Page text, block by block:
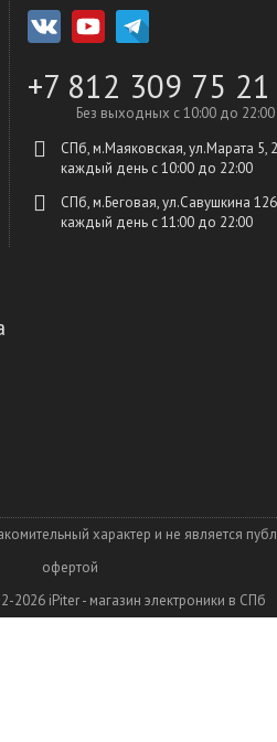
+7 812 309 75 21
Без выходных с 10:00 до 22:00
СПб, м.Маяковская, ул.Марата 5,
каждый день c 10:00 до 22:00
СПб, м.Беговая, ул.Савушкина
каждый день c 11:00 до 22:00
характер и не является
офертой
2026 iPiter - магазин электроники в СПб